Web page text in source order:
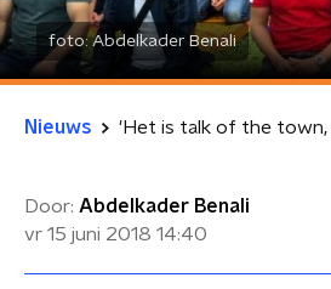
foto:Abdelkader Benali
Nieuws
Door: Abdelkader Benali
vr 15 juni 2018 14:40